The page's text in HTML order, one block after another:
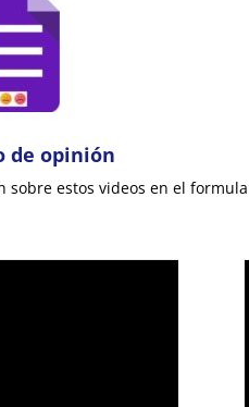
de opinión
sobre estos videos en el